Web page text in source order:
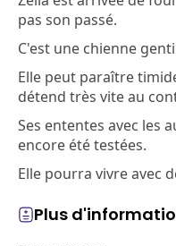
pas son passé.
C'est une chienne
Elle peut paraître
détend très vite au
Ses ententes avec les
encore été testées.
Elle pourra vivre avec
Plus